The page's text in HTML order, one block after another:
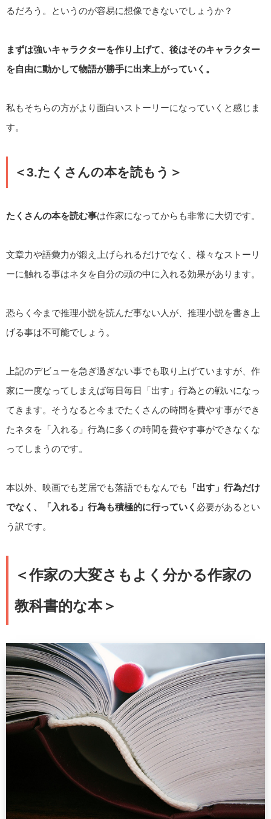
るだろう。というのが容易に想像できないでしょうか？
まずは強いキャラクターを作り上げて、後はそのキャラクター
を自由に動かして物語が勝手に出来上がっていく。
私もそちらの方がより面白いストーリーになっていくと感じま
す。
＜3.たくさんの本を読もう＞
たくさんの本を読む事は作家になってからも非常に大切です。
文章力や語彙力が鍛え上げられるだけでなく、様々なストーリ
ーに触れる事はネタを自分の頭の中に入れる効果があります。
恐らく今まで推理小説を読んだ事ない人が、推理小説を書き上
げる事は不可能でしょう。
上記のデビューを急ぎ過ぎない事でも取り上げていますが、作
家に一度なってしまえば毎日毎日「出す」行為との戦いになっ
てきます。そうなると今までたくさんの時間を費やす事ができ
たネタを「入れる」行為に多くの時間を費やす事ができなくな
ってしまうのです。
本以外、映画でも芝居でも落語でもなんでも
「出す」行為だけ
でなく、「入れる」行為も積極的に行っていく 必要があるとい
う訳です。
＜作家の大変さもよく分かる作家の
教科書的な本＞